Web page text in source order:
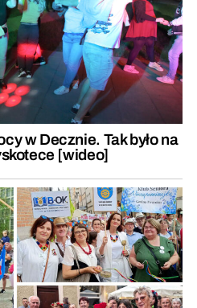
w Decznie. Tak było na
[wideo]